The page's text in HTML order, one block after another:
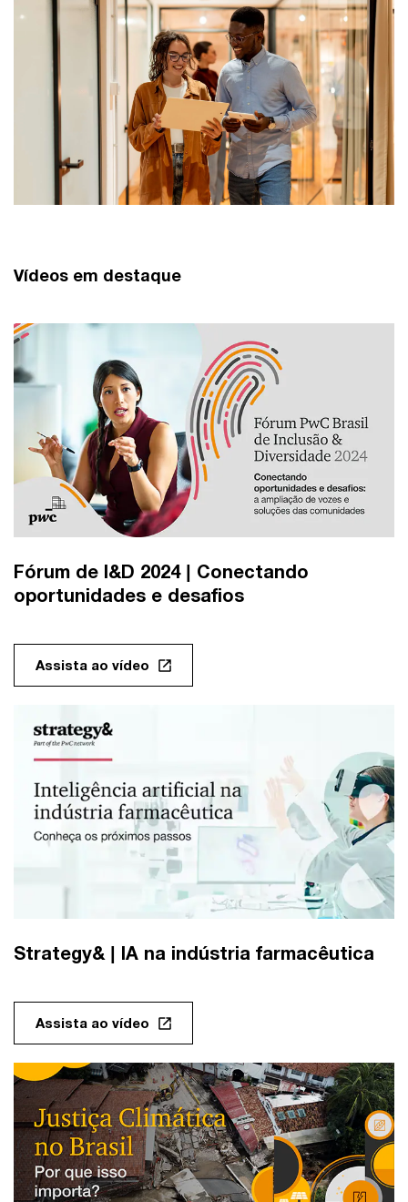
Vídeos em destaque
Fórum de I&D 2024 | Conectando
oportunidades e desafios
Assista ao vídeo
Strategy& | IA na indústria farmacêutica
Assista ao vídeo